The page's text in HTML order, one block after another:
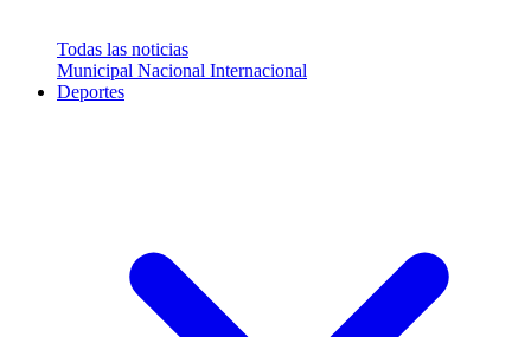
Todas las noticias
Municipal Nacional Internacional
Deportes